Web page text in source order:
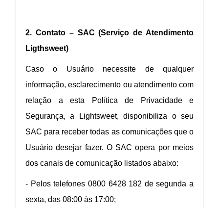
2. Contato – SAC (Serviço de Atendimento
Ligthsweet)
Caso o Usuário necessite de qualquer
informação, esclarecimento ou atendimento com
relação a esta Política de Privacidade e
Segurança, a Lightsweet, disponibiliza o seu
SAC para receber todas as comunicações que o
Usuário desejar fazer. O SAC opera por meios
dos canais de comunicação listados abaixo:
- Pelos telefones 0800 6428 182 de segunda a
sexta, das 08:00 às 17:00;